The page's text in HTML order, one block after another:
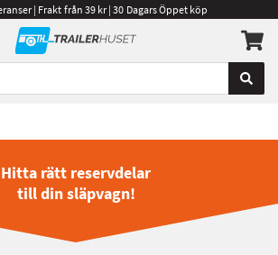
| Frakt från 39 kr | 30 Dagars Öppet köp
Hitta rätt reservdelar
till din släpvagn!